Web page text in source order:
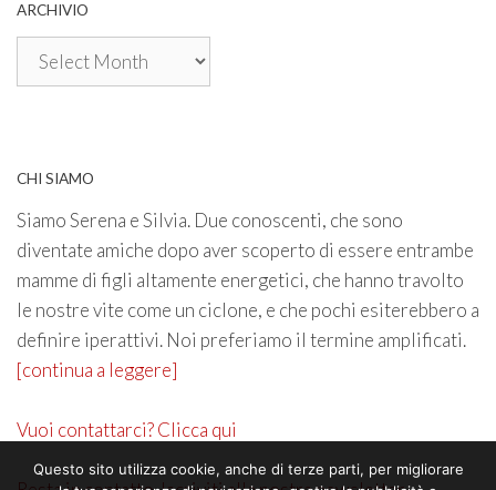
ARCHIVIO
Archivio
CHI SIAMO
Siamo Serena e Silvia. Due conoscenti, che sono
diventate amiche dopo aver scoperto di essere entrambe
mamme di figli altamente energetici, che hanno travolto
le nostre vite come un ciclone, e che pochi esiterebbero a
definire iperattivi. Noi preferiamo il termine amplificati.
[continua a leggere]
Vuoi contattarci? Clicca qui
Questo sito utilizza cookie, anche di terze parti, per migliorare